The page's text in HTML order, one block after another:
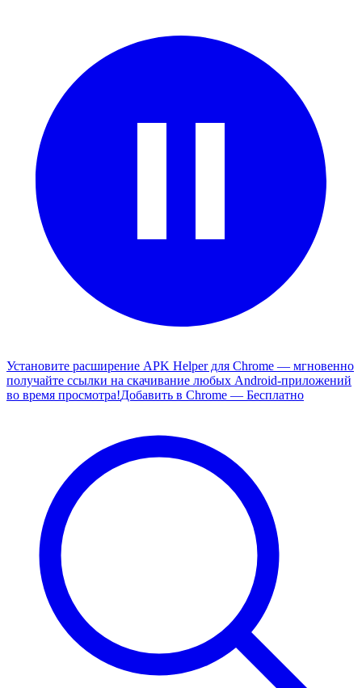
Установите расширение APK Helper для Chrome — мгновенно
получайте ссылки на скачивание любых Android-приложений
во время просмотра!Добавить в Chrome — Бесплатно